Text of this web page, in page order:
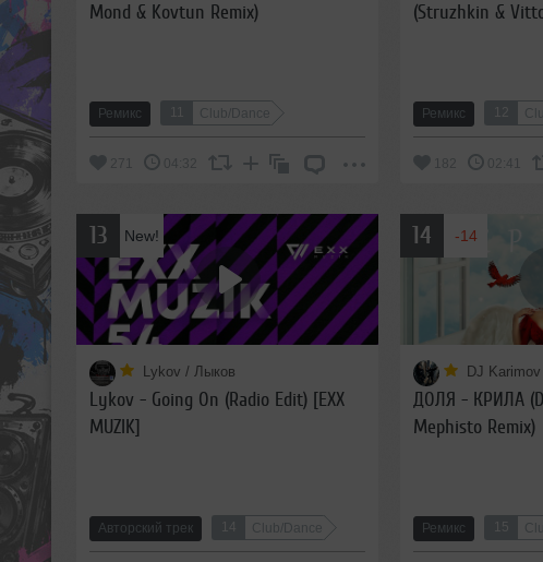
Mond & Kovtun Remix)
Ремикс 11 Club/Dance
271 04:32
(Struzhkin &
Ремикс 12
182 02:41
13 New!
Lykov / Лыков
Lykov - Going On (Radio Edit) [EXX
MUZIK]
Авторский трек 14 Club/Dance
14 -14
DJ Karimov
ДОЛЯ - КРИЛА
Mephisto Remix)
Ремикс 15